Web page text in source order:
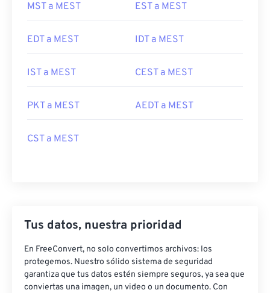
MST a MEST EST a MEST
EDT a MEST IDT a MEST
IST a MEST CEST a MEST
PKT a MEST AEDT a MEST
CST a MEST
Tus datos, nuestra prioridad
En FreeConvert, no solo convertimos archivos: los
protegemos. Nuestro sólido sistema de seguridad
garantiza que tus datos estén siempre seguros, ya sea que
conviertas una imagen, un video o un documento. Con